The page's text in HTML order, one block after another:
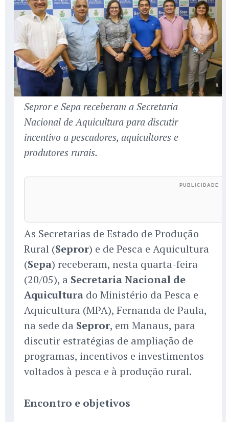
Sepror e Sepa receberam a Secretaria
Nacional de Aquicultura para discutir
incentivo a pescadores, aquicultores e
produtores rurais.
As Secretarias de Estado de Produção
Rural (Sepror) e de Pesca e Aquicultura
(Sepa) receberam, nesta quarta-feira
(20/05), a Secretaria Nacional de
Aquicultura do Ministério da Pesca e
Aquicultura (MPA), Fernanda de Paula,
na sede da Sepror, em Manaus, para
discutir estratégias de ampliação de
programas, incentivos e investimentos
voltados à pesca e à produção rural.
Encontro e objetivos